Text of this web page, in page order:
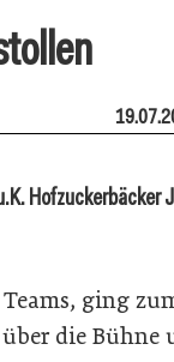
Hofzuckerbäcker
ging
die Bühne